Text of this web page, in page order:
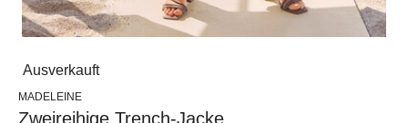
Ausverkauft
MADELEINE
Zweireihige Trench-Jacke